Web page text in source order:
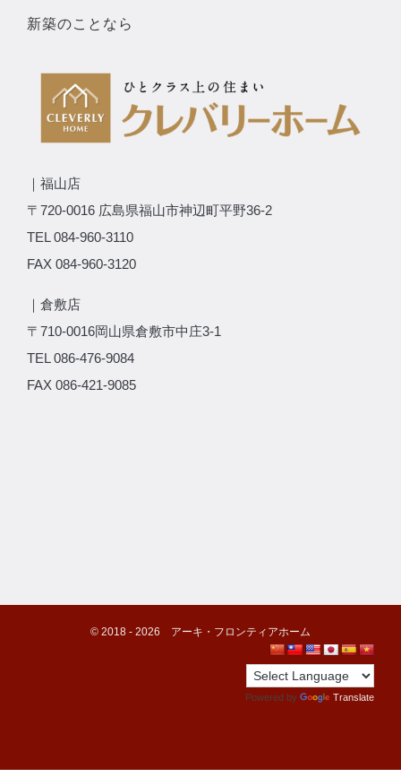
新築のことなら
｜福山店
〒720-0016 広島県福山市神辺町平野36-2
TEL 084-960-3110
FAX 084-960-3120
｜倉敷店
〒710-0016岡山県倉敷市中庄3-1
TEL 086-476-9084
FAX 086-421-9085
©️ 2018 - 2026 アーキ・フロンティアホーム
Powered by Translate